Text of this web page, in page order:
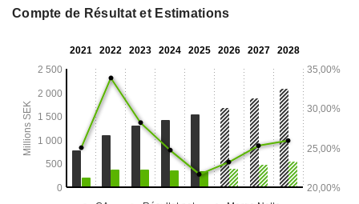
Compte de Résultat et Estimations